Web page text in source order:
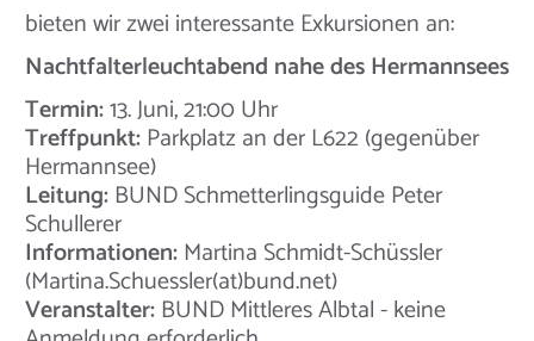
bieten wir zwei interessante Exkursionen an:
Nachtfalterleuchtabend nahe des Hermannsees
Termin:13. Juni, 21:00 Uhr
Treffpunkt: Parkplatz an der L622 (gegenüber
Hermannsee)
Leitung: BUND Schmetterlingsguide Peter
Schullerer
Informationen: Martina Schmidt-Schüssler
(Martina.Schuessler(at)bund.net)
Veranstalter: BUND Mittleres Albtal - keine